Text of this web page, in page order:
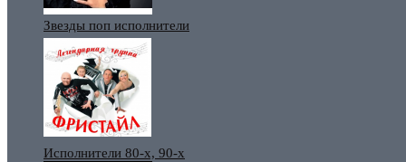
Звезды поп исполнители
Исполнители 80-х, 90-х